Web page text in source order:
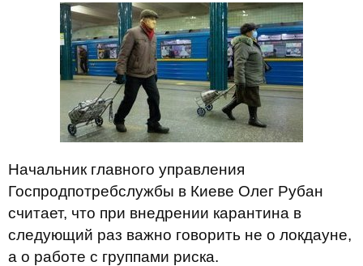
Начальник главного управления
Госпродпотребслужбы в Киеве Олег Рубан
считает, что при внедрении карантина в
следующий раз важно говорить не о локдауне,
а о работе с группами риска.